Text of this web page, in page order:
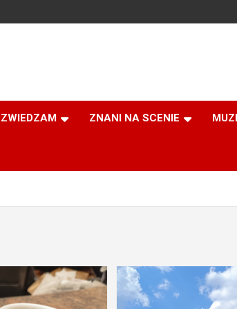
ZWIEDZAM ZNANI NA SCENIE